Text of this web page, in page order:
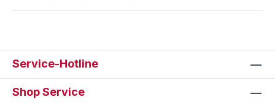
Service-Hotline
Shop Service